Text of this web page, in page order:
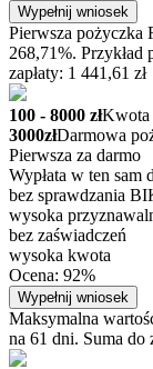
Wypełnij wniosek
Pierwsza pożyczka
268,71%. Przykład
zapłaty: 1 441,61 zł
100 - 8000 złKwota
3000złDarmowa
Pierwsza za darmo
Wypłata w ten sam
bez sprawdzania
wysoka
bez zaświadczeń
wysoka kwota
Ocena: 92%
Wypełnij wniosek
Maksymalna
na 61 dni. Suma do